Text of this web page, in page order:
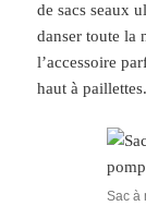
de sacs seaux
danser toute la
l’accessoire
haut à paillettes.
Sac à